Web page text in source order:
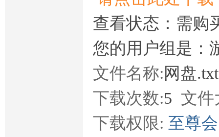
查看状态：需购
您的用户组是：
文件名称:网盘
下载次数:5 文件
下载权限: 至尊